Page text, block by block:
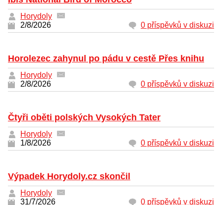
Horydoly
2/8/2026
0 příspěvků v diskuzi
Horolezec zahynul po pádu v cestě Přes knihu
Horydoly
2/8/2026
0 příspěvků v diskuzi
Čtyři oběti polských Vysokých Tater
Horydoly
1/8/2026
0 příspěvků v diskuzi
Výpadek Horydoly.cz skončil
Horydoly
31/7/2026
0 příspěvků v diskuzi